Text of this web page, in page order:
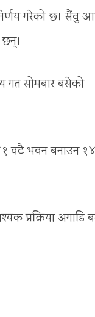
गरेको छ। सैंवु
छन्।
गत सोमबार बसेको
४१ वटै भवन बनाउन
प्रक्रिया अगाडि